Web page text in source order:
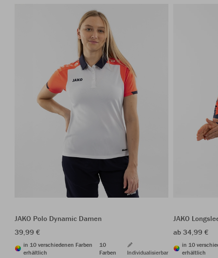
JAKO Polo Dynamic Damen
39,99 €
in 10 verschiedenen Farben
erhältlich
10
Farben
Individualisierbar
JAKO
ab 34,99 €
in 10
erhältlich